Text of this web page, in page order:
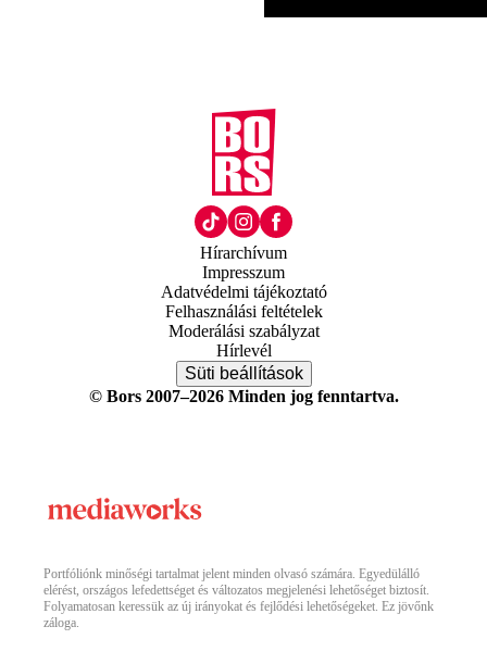
Hírarchívum
Impresszum
Adatvédelmi tájékoztató
Felhasználási feltételek
Moderálási szabályzat
Hírlevél
Süti beállítások
© Bors 2007–2026 Minden jog fenntartva.
Portfóliónk minőségi tartalmat jelent minden olvasó számára. Egyedülálló
elérést, országos lefedettséget és változatos megjelenési lehetőséget biztosít.
Folyamatosan keressük az új irányokat és fejlődési lehetőségeket. Ez jövőnk
záloga.